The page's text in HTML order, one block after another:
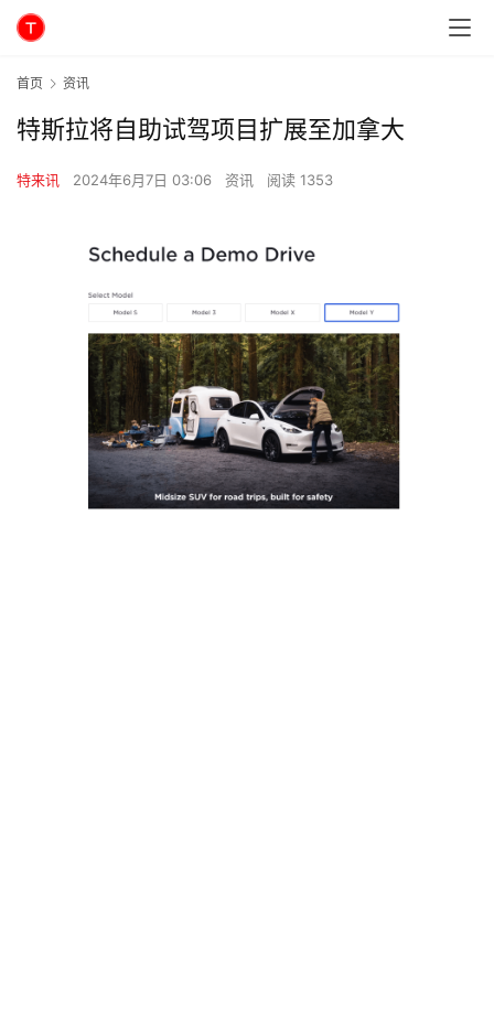
首页 资讯
特斯拉将自助试驾项目扩展至加拿大
特来讯 2024年6月7日 03:06 资讯 阅读 1353